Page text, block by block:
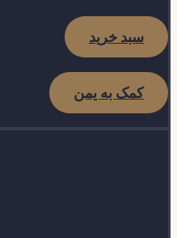
سبد خرید
کمک به یمن